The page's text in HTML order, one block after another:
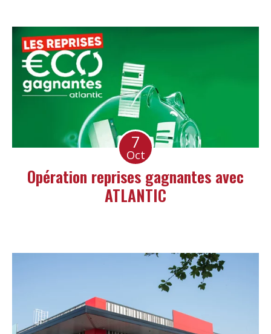
7
Oct
Opération reprises gagnantes avec
ATLANTIC